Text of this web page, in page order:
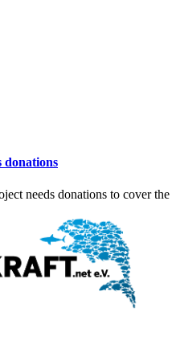
donations
needs donations to cover